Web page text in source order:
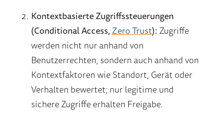
Kontextbasierte Zugriffssteuerungen
(Conditional Access, Zero Trust): Zugriffe
werden nicht nur anhand von
Benutzerrechten, sondern auch anhand von
Kontextfaktoren wie Standort, Gerät oder
Verhalten bewertet; nur legitime und
sichere Zugriffe erhalten Freigabe.